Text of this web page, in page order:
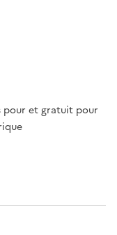
pour et gratuit pour